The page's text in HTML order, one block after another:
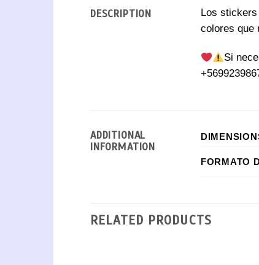
DESCRIPTION
Los
colores que
Si
ADDITIONAL
INFORMATION
FORMATO
RELATED PRODUCTS